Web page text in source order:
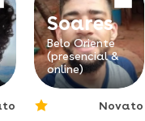
Soares
Belo Oriente
(presencial &
online)
Novato